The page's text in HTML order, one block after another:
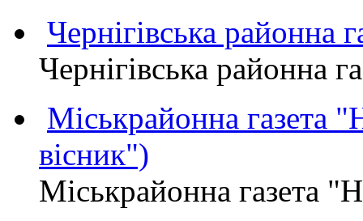
Чернігівська
Чернігівська
Міськрайонна
вісник")
Міськрайонна газета